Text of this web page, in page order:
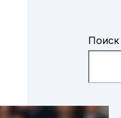
Поиск